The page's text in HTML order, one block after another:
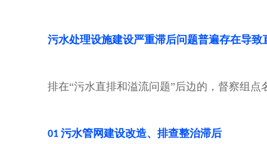
污水处理设施建设严重滞后问题普遍存在导致
排在“污水直排和溢流问题”后边的，督察组点
01 污水管网建设改造、 排查整治滞后